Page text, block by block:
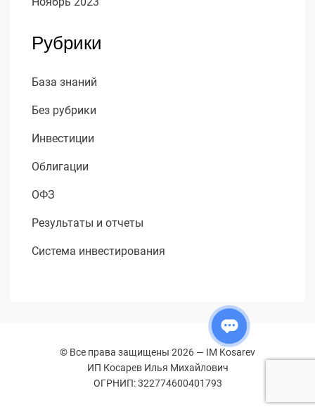
Рубрики
База знаний
Без рубрики
Инвестиции
Облигации
ОФЗ
Результаты и отчеты
Система инвестирования
© Все права защищены 2026 — IM Kosarev
ИП Косарев Илья Михайлович
ОГРНИП: 322774600401793